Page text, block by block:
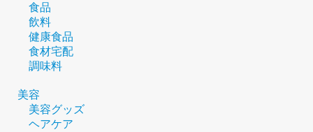
食品
飲料
健康食品
食材宅配
調味料
美容
美容グッズ
ヘアケア